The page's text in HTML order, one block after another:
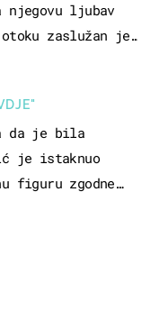
njegovu ljubav
otoku zaslužan je
da je bila
je istaknuo
figuru zgodne